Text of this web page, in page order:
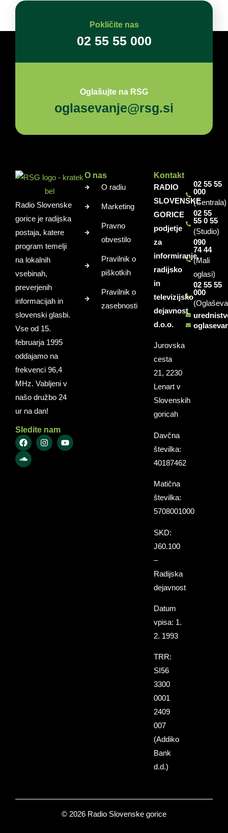
Pokličite nas
02 55 55 000
Oglašujte na RSG
oglasevanje@rsg.si
Radio Slovenske
gorice je radijska
postaja, katere
program temelji
na lokalnih
vsebinah,
preverjenih
informacijah in
slovenski glasbi.
Vse od 15.
februarja 1995
oddajamo na
frekvenci 96,4
MHz. Vabljeni v
našo družbo 24
ur na dan!
Sledite nam
O nas
O radiu
Marketing
Pravno
obvestilo
Pravilnik o
piškotkih
Pravilnik o
zasebnosti
Kontakt
RADIO
SLOVENSKE
GORICE
podjetje
za
informiranje,
radijsko
in
televizijsko
dejavnost
d.o.o.
Jurovska
cesta
21, 2230
Lenart v
Slovenskih
goricah
Davčna
številka:
40187462
Matična
številka:
5708001000
SKD:
J60.100
–
Radijska
dejavnost
Datum
vpisa: 1.
2. 1993
TRR:
SI56
3300
0001
2409
007
(Addiko
Bank
d.d.)
02 55 55
000
(Centrala)
02 55
55 0 55
(Studio)
090
74 44
(Mali
oglasi)
02 55 55
000
© 2026 Radio Slovenske gorice